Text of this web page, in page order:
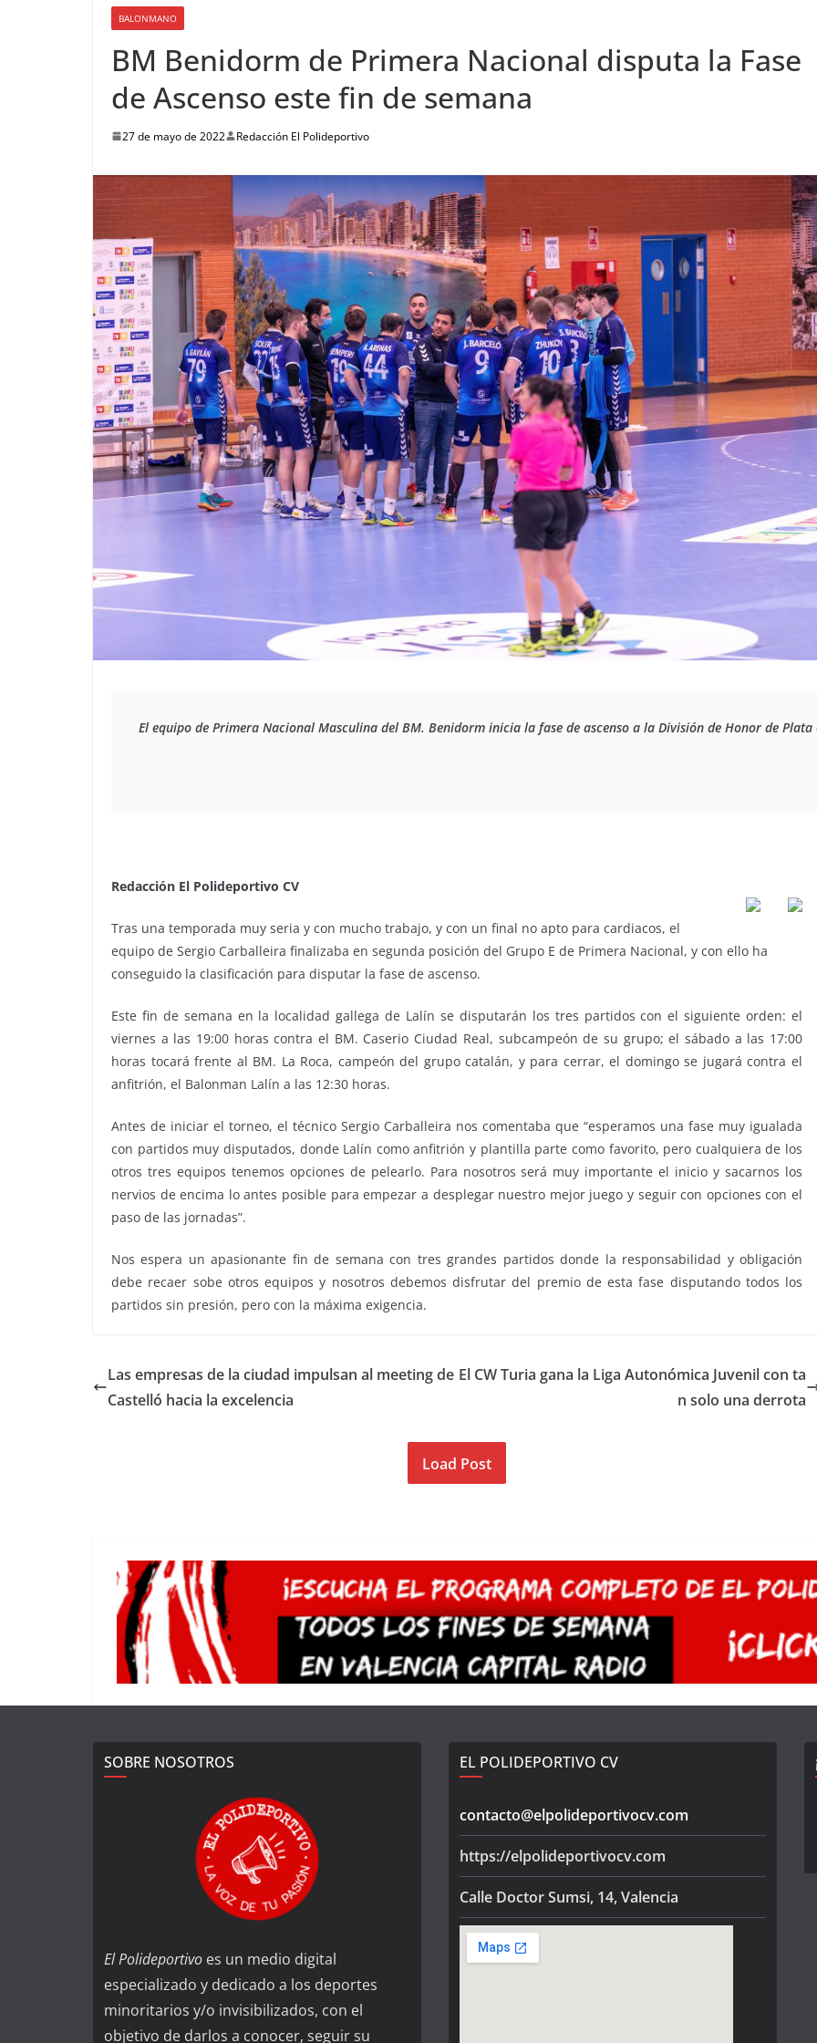
BALONMANO
BM Benidorm de Primera Nacional disputa la Fase
de Ascenso este fin de semana
27 de mayo de 2022 Redacción El Polideportivo
El equipo de Primera Nacional Masculina del BM. Benidorm inicia la fase de ascenso a la División de Honor de Plata
Redacción El Polideportivo CV
Tras una temporada muy seria y con mucho trabajo, y con un final no apto para cardiacos, el
equipo de Sergio Carballeira finalizaba en segunda posición del Grupo E de Primera Nacional, y con ello ha
conseguido la clasificación para disputar la fase de ascenso.
Este fin de semana en la localidad gallega de Lalín se disputarán los tres partidos con el siguiente orden: el
viernes a las 19:00 horas contra el BM. Caserio Ciudad Real, subcampeón de su grupo; el sábado a las 17:00
horas tocará frente al BM. La Roca, campeón del grupo catalán, y para cerrar, el domingo se jugará contra el
anfitrión, el Balonman Lalín a las 12:30 horas.
Antes de iniciar el torneo, el técnico Sergio Carballeira nos comentaba que “esperamos una fase muy igualada
con partidos muy disputados, donde Lalín como anfitrión y plantilla parte como favorito, pero cualquiera de los
otros tres equipos tenemos opciones de pelearlo. Para nosotros será muy importante el inicio y sacarnos los
nervios de encima lo antes posible para empezar a desplegar nuestro mejor juego y seguir con opciones con el
paso de las jornadas”.
Nos espera un apasionante fin de semana con tres grandes partidos donde la responsabilidad y obligación
debe recaer sobe otros equipos y nosotros debemos disfrutar del premio de esta fase disputando todos los
partidos sin presión, pero con la máxima exigencia.
Las empresas de la ciudad impulsan al meeting de
Castelló hacia la excelencia
El CW Turia gana la Liga Autonómica Juvenil con ta
n solo una derrota
Load Post
SOBRE NOSOTROS
El Polideportivo es un medio digital
especializado y dedicado a los deportes
minoritarios y/o invisibilizados, con el
objetivo de darlos a conocer, seguir su
EL POLIDEPORTIVO CV
contacto@elpolideportivocv.com
https://elpolideportivocv.com
Calle Doctor Sumsi, 14, Valencia